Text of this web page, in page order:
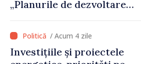
„Planurile de dezvoltare
nevoie de multă energie și
stabilitate pentru a reuși”
/ Acum 4 zile
Investițiile și proiectele